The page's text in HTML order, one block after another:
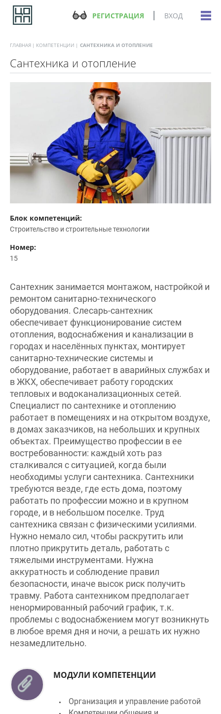
РЕГИСТРАЦИЯ ВХОД
ГЛАВНАЯ КОМПЕТЕНЦИИ САНТЕХНИКА И ОТОПЛЕНИЕ
Сантехника и отопление
Блок компетенций:
Строительство и строительные технологии
Сантехник занимается монтажом, настройкой и
ремонтом санитарно-технического
оборудования. Слесарь-сантехник
обеспечивает функционирование систем
отопления, водоснабжения и канализации в
городах и населённых пунктах, монтирует
санитарно-технические системы и
оборудование, работает в аварийных службах и
в ЖКХ, обеспечивает работу городских
тепловых и водоканализационных сетей.
Специалист по сантехнике и отоплению
работает в помещениях и на открытом воздухе,
в домах заказчиков, на небольших и крупных
объектах. Преимущество профессии в ее
востребованности: каждый хоть раз
сталкивался с ситуацией, когда были
необходимы услуги сантехника. Сантехники
требуются везде, где есть дома, поэтому
работать по профессии можно и в крупном
городе, и в небольшом поселке. Труд
сантехника связан с физическими усилиями.
Нужно немало сил, чтобы раскрутить или
плотно прикрутить деталь, работать с
тяжелыми инструментами. Нужна
аккуратность и соблюдение правил
безопасности, иначе высок риск получить
травму. Работа сантехником предполагает
ненормированный рабочий график, т.к.
проблемы с водоснабжением могут возникнуть
в любое время дня и ночи, а решать их нужно
незамедлительно.
Компетенции общения и
межличностных отношений